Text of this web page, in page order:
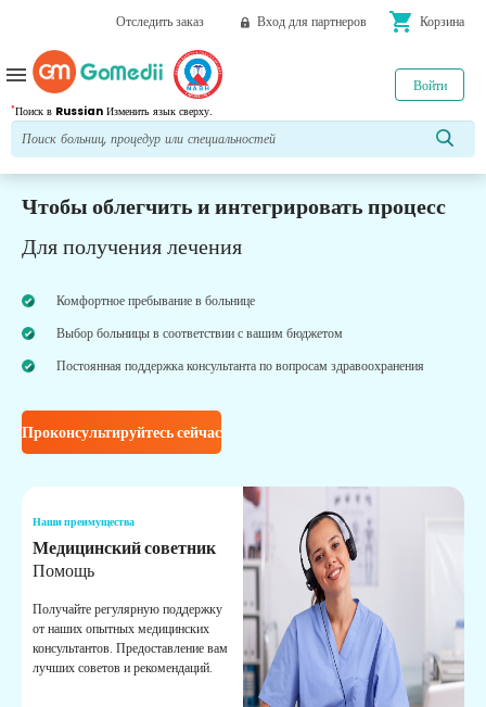
Отследить заказ Вход для партнеров shopping_cart Корзина
*Поиск в Russian Изменить язык сверху.
Войти
menu
Чтобы облегчить и интегрировать процесс
Для получения лечения
Комфортное пребывание в больнице
Выбор больницы в соответствии с вашим бюджетом
Постоянная поддержка консультанта по вопросам здравоохранения
Проконсультируйтесь сейчас
Наши преимущества
Медицинский советник
Помощь
Получайте регулярную поддержку
от наших опытных медицинских
консультантов. Предоставление вам
лучших советов и рекомендаций.